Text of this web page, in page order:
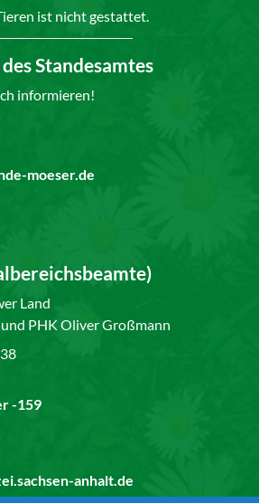
ist nicht gestattet.
Standesamtes
informieren!
moeser.de
Land
PHK Oliver Großmann
-159
anhalt.de